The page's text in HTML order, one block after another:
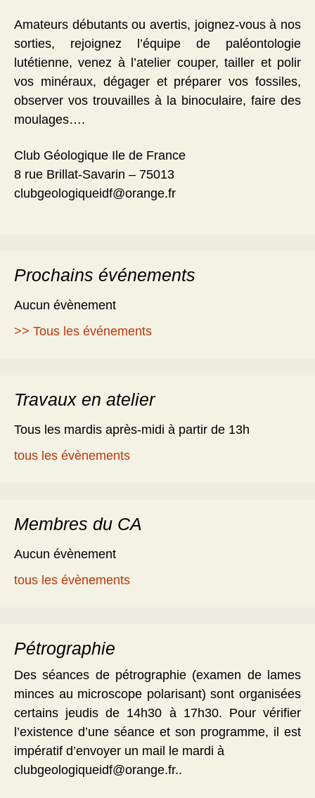
Amateurs débutants ou avertis, joignez-vous à nos
sorties, rejoignez l’équipe de paléontologie
lutétienne, venez à l’atelier couper, tailler et polir
vos minéraux, dégager et préparer vos fossiles,
observer vos trouvailles à la binoculaire, faire des
moulages….
Club Géologique Ile de France
8 rue Brillat-Savarin – 75013
clubgeologiqueidf@orange.fr
Prochains événements
Aucun évènement
>> Tous les événements
Travaux en atelier
Tous les mardis après-midi à partir de 13h
tous les évènements
Membres du CA
Aucun évènement
tous les évènements
Pétrographie
Des séances de pétrographie (examen de lames
minces au microscope polarisant) sont organisées
certains jeudis de 14h30 à 17h30. Pour vérifier
l’existence d’une séance et son programme, il est
impératif d’envoyer un mail le mardi à
clubgeologiqueidf@orange.fr..